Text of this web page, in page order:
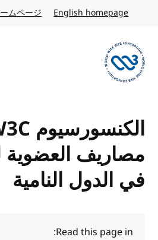
Skip to content
English homepage
website
ムページ
مصاريف العضوية
في الدول النامية
Read this page in: